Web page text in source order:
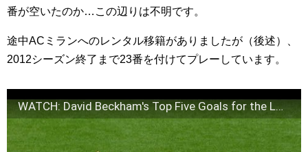
番が空いたのか…この辺りは不明です。
途中ACミランへのレンタル移籍がありましたが（後述）、
2012シーズン終了まで23番を付けてプレーしています。
WATCH: David Beckham's Top Five Goals for the LA Galaxy